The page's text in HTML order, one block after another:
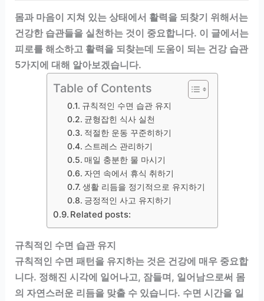
몸과 마음이 지쳐 있는 상태에서 활력을 되찾기 위해서는
건강한 습관들을 실천하는 것이 중요합니다. 이 글에서는
피로를 해소하고 활력을 되찾는데 도움이 되는 건강 습관
5가지에 대해 알아보겠습니다.
Table of Contents
규칙적인 수면 습관 유지
균형잡힌 식사 실천
적절한 운동 꾸준히하기
스트레스 관리하기
매일 충분한 물 마시기
자연 속에서 휴식 취하기
생활 리듬을 정기적으로 유지하기
긍정적인 사고 유지하기
Related posts:
규칙적인 수면 습관 유지
규칙적인 수면 패턴을 유지하는 것은 건강에 매우 중요합
니다. 정해진 시각에 일어나고, 잠들며, 일어남으로써 몸
의 자연스러운 리듬을 맞출 수 있습니다. 수면 시간을 일